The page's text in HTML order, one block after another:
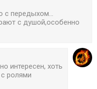
с передыхом...
с душой,особенно
интересен, хоть
ролями